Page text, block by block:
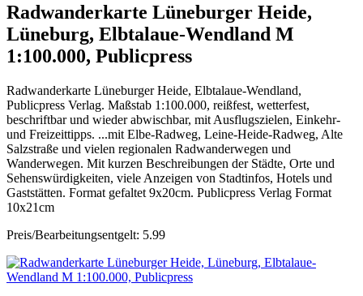
Radwanderkarte Lüneburger Heide,
Lüneburg, Elbtalaue-Wendland M
1:100.000, Publicpress
Radwanderkarte Lüneburger Heide, Elbtalaue-Wendland,
Publicpress Verlag. Maßstab 1:100.000, reißfest, wetterfest,
beschriftbar und wieder abwischbar, mit Ausflugszielen, Einkehr-
und Freizeittipps. ...mit Elbe-Radweg, Leine-Heide-Radweg, Alte
Salzstraße und vielen regionalen Radwanderwegen und
Wanderwegen. Mit kurzen Beschreibungen der Städte, Orte und
Sehenswürdigkeiten, viele Anzeigen von Stadtinfos, Hotels und
Gaststätten. Format gefaltet 9x20cm. Publicpress Verlag Format
10x21cm
Preis/Bearbeitungsentgelt: 5.99